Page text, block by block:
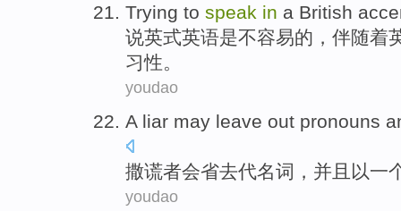
Trying to speak in a British
说英式英语是不容易的，伴随着
习性。
youdao
Aliar may leave out pronouns
撒谎者会省去代名词 ，并且 以一
youdao